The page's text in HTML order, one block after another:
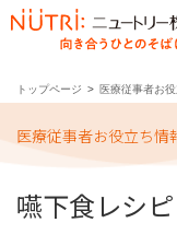
トップページ 医療従事者お
医療従事者お役立ち情
嚥下食レシ